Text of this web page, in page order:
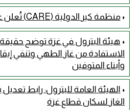
منظمة كير الدولية (CARE) تُعلن عن وظائف شاغرة
هيئة البترول في غزة توضح حقيقة
الاستفادة من غاز الطهي وتنفي
وأبناء المتوفين
الهيئة العامة للبترول: رابط
الغاز لسكان قطاع غزة